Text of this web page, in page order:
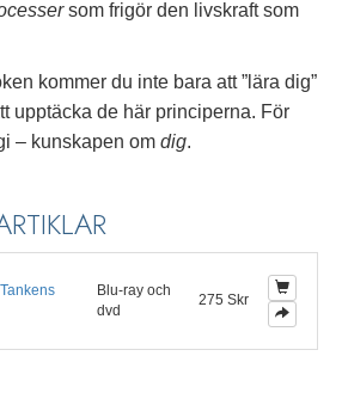
som frigör den livskraft som
kommer du inte bara att ”lära dig”
upptäcka de här principerna. För
– kunskapen om dig.
Blu-ray och
dvd
275 Skr